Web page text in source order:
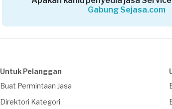
Gabung Sejasa.com
Untuk Pelanggan
Buat Permintaan Jasa
Direktori Kategori